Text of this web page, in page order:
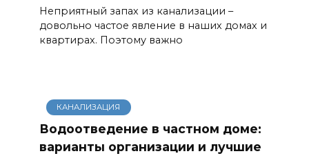
Неприятный запах из канализации –
довольно частое явление в наших домах и
квартирах. Поэтому важно
КАНАЛИЗАЦИЯ
Водоотведение в частном доме:
варианты организации и лучшие